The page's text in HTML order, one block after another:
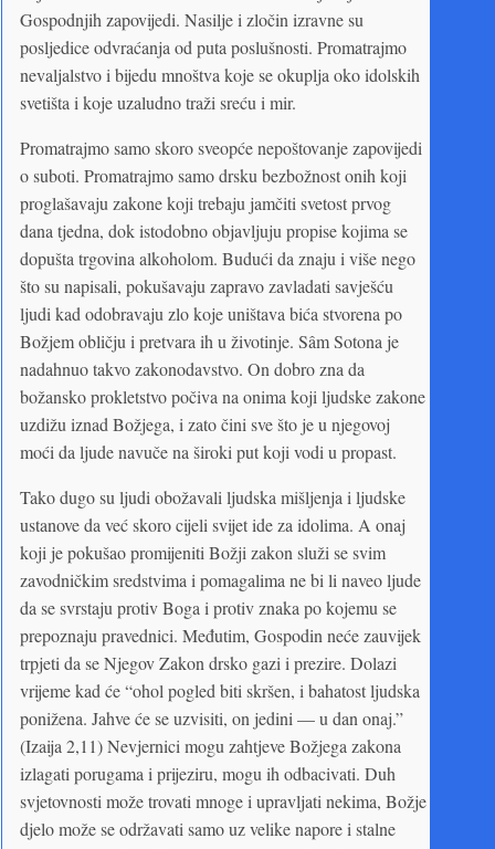
Gospodnjih zapovijedi. Nasilje i zločin izravne su
posljedice odvraćanja od puta poslušnosti. Promatrajmo
nevaljalstvo i bijedu mnoštva koje se okuplja oko idolskih
svetišta i koje uzaludno traži sreću i mir.
Promatrajmo samo skoro sveopće nepoštovanje zapovijedi
o suboti. Promatrajmo samo drsku bezbožnost onih koji
proglašavaju zakone koji trebaju jamčiti svetost prvog
dana tjedna, dok istodobno objavljuju propise kojima se
dopušta trgovina alkoholom. Budući da znaju i više nego
što su napisali, pokušavaju zapravo zavladati savješću
ljudi kad odobravaju zlo koje uništava bića stvorena po
Božjem obličju i pretvara ih u životinje. Sâm Sotona je
nadahnuo takvo zakonodavstvo. On dobro zna da
božansko prokletstvo počiva na onima koji ljudske zakone
uzdižu iznad Božjega, i zato čini sve što je u njegovoj
moći da ljude navuče na široki put koji vodi u propast.
Tako dugo su ljudi obožavali ljudska mišljenja i ljudske
ustanove da već skoro cijeli svijet ide za idolima. A onaj
koji je pokušao promijeniti Božji zakon služi se svim
zavodničkim sredstvima i pomagalima ne bi li naveo ljude
da se svrstaju protiv Boga i protiv znaka po kojemu se
prepoznaju pravednici. Međutim, Gospodin neće zauvijek
trpjeti da se Njegov Zakon drsko gazi i prezire. Dolazi
vrijeme kad će “ohol pogled biti skršen, i bahatost ljudska
ponižena. Jahve će se uzvisiti, on jedini — u dan onaj.”
(Izaija 2,11) Nevjernici mogu zahtjeve Božjega zakona
izlagati porugama i prijeziru, mogu ih odbacivati. Duh
svjetovnosti može trovati mnoge i upravljati nekima, Božje
djelo može se održavati samo uz velike napore i stalne